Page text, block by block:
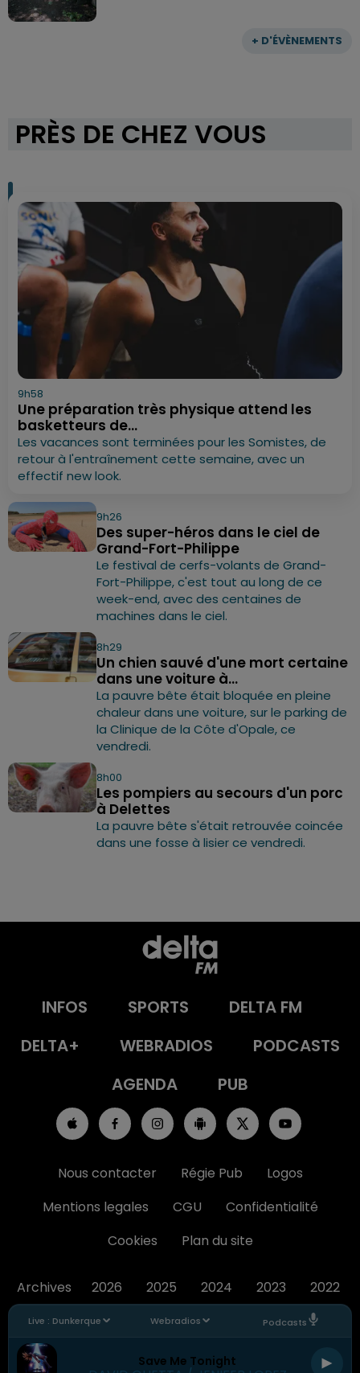
Live : Dunkerque Webradios Podcasts
Save Me Tonight
+ D'ÉVÈNEMENTS
PRÈS DE CHEZ VOUS
9h58
Une préparation très physique attend les
basketteurs de...
Les vacances sont terminées pour les Somistes, de
retour à l'entraînement cette semaine, avec un
effectif new look.
9h26
Des super-héros dans le ciel de
Grand-Fort-Philippe
Le festival de cerfs-volants de Grand-
Fort-Philippe, c'est tout au long de ce
week-end, avec des centaines de
machines dans le ciel.
8h29
Un chien sauvé d'une mort certaine
dans une voiture à...
La pauvre bête était bloquée en pleine
chaleur dans une voiture, sur le parking de
la Clinique de la Côte d'Opale, ce
vendredi.
8h00
Les pompiers au secours d'un porc
à Delettes
La pauvre bête s'était retrouvée coincée
dans une fosse à lisier ce vendredi.
INFOS SPORTS
DELTA FM
DELTA+
WEBRADIOS
PODCASTS
AGENDA
PUB
Nous contacter Régie Pub
Logos
Mentions legales
CGU
Confidentialité
Cookies
Plan du site
Archives 2026 2025 2024 2023 2022